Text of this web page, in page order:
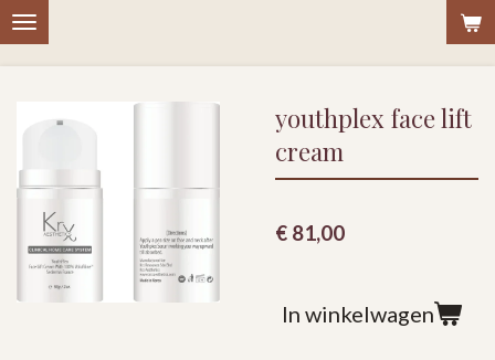
Ga
youthplex face lift
cream
€ 81,00
In winkelwagen